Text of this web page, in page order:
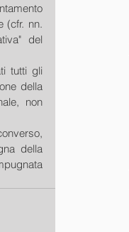
(cfr. nn.
del
tutti gli
della
non
della